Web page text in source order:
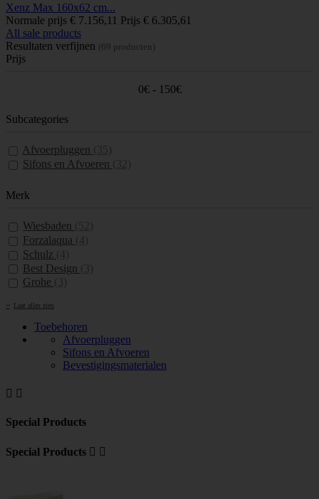
Xenz Max 160x62 cm...
Normale prijs € 7.156,11 Prijs € 6.305,61
All sale products
Resultaten verfijnen (69 producten)
Prijs
0€ - 150€
Subcategories
Afvoerpluggen
Sifons en Afvoeren
Merk
Wiesbaden
Forzalaqua
Schulz
Best Design
Grohe
Laat alles zien
Toebehoren
Afvoerpluggen
Sifons en Afvoeren
Bevestigingsmaterialen
 
Special Products
Special Products  